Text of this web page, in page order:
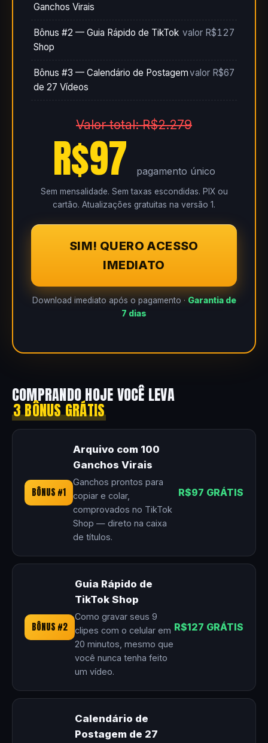
Ganchos Virais
Bônus #2 — Guia Rápido de TikTok
Shop
valor R$127
Bônus #3 — Calendário de Postagem
de 27 Vídeos
valor R$67
Valor total: R$2.279
R$97 pagamento único
Sem mensalidade. Sem taxas escondidas. PIX ou
cartão. Atualizações gratuitas na versão 1.
SIM! QUERO ACESSO
IMEDIATO
Download imediato após o pagamento · Garantia de
7 dias
COMPRANDO HOJE VOCÊ LEVA
3 BÔNUS GRÁTIS
BÔNUS #1
Arquivo com 100
Ganchos Virais
Ganchos prontos para
copiar e colar,
comprovados no TikTok
Shop — direto na caixa
de títulos.
R$97 GRÁTIS
BÔNUS #2
Guia Rápido de
TikTok Shop
Como gravar seus 9
clipes com o celular em
20 minutos, mesmo que
você nunca tenha feito
um vídeo.
R$127 GRÁTIS
Calendário de
Postagem de 27